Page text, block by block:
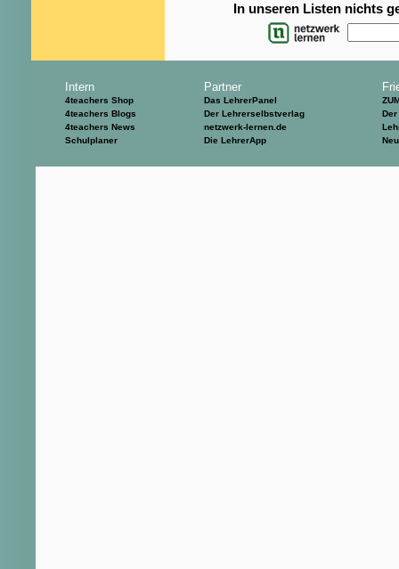
In unseren Listen nichts
Intern
4teachers Shop
4teachers Blogs
4teachers News
Schulplaner
Partner
Das LehrerPanel
Der Lehrerselbstverlag
netzwerk-lernen.de
Die LehrerApp